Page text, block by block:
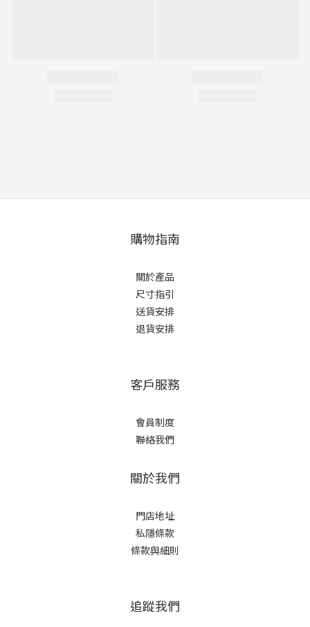
購物指南
關於產品
尺寸指引
送貨安排
退貨安排
客戶服務
會員制度
聯絡我們
關於我們
門店地址
私隱條款
條款與細則
追蹤我們